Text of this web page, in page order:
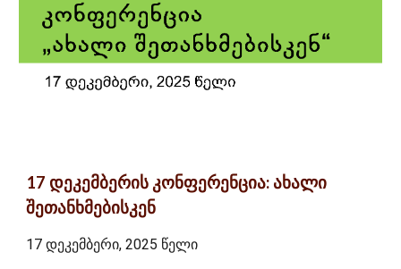
17 დეკემბერის კონფერენცია: ახალი
შეთანხმებისკენ
17 დეკემბერი, 2025 წელი